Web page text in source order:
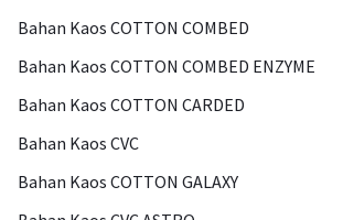
Bahan Kaos COTTON COMBED
Bahan Kaos COTTON COMBED ENZYME
Bahan Kaos COTTON CARDED
Bahan Kaos CVC
Bahan Kaos COTTON GALAXY